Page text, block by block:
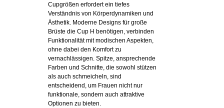
Cupgrößen erfordert ein tiefes
Verständnis von Körperdynamiken und
Ästhetik. Moderne Designs für große
Brüste die Cup H benötigen, verbinden
Funktionalität mit modischen Aspekten,
ohne dabei den Komfort zu
vernachlässigen. Spitze, ansprechende
Farben und Schnitte, die sowohl stützen
als auch schmeicheln, sind
entscheidend, um Frauen nicht nur
funktionale, sondern auch attraktive
Optionen zu bieten.